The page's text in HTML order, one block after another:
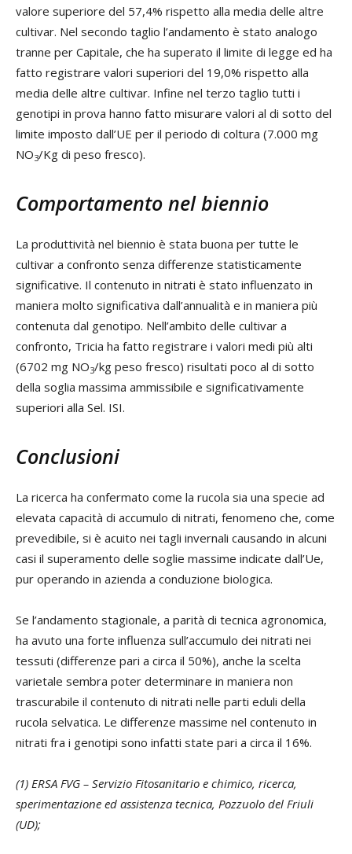
valore superiore del 57,4% rispetto alla media delle altre
cultivar. Nel secondo taglio l’andamento è stato analogo
tranne per Capitale, che ha superato il limite di legge ed ha
fatto registrare valori superiori del 19,0% rispetto alla
media delle altre cultivar. Infine nel terzo taglio tutti i
genotipi in prova hanno fatto misurare valori al di sotto del
limite imposto dall’UE per il periodo di coltura (7.000 mg
NO3/Kg di peso fresco).
Comportamento nel biennio
La produttività nel biennio è stata buona per tutte le
cultivar a confronto senza differenze statisticamente
significative. Il contenuto in nitrati è stato influenzato in
maniera molto significativa dall’annualità e in maniera più
contenuta dal genotipo. Nell’ambito delle cultivar a
confronto, Tricia ha fatto registrare i valori medi più alti
(6702 mg NO3/kg peso fresco) risultati poco al di sotto
della soglia massima ammissibile e significativamente
superiori alla Sel. ISI.
Conclusioni
La ricerca ha confermato come la rucola sia una specie ad
elevata capacità di accumulo di nitrati, fenomeno che, come
prevedibile, si è acuito nei tagli invernali causando in alcuni
casi il superamento delle soglie massime indicate dall’Ue,
pur operando in azienda a conduzione biologica.
Se l’andamento stagionale, a parità di tecnica agronomica,
ha avuto una forte influenza sull’accumulo dei nitrati nei
tessuti (differenze pari a circa il 50%), anche la scelta
varietale sembra poter determinare in maniera non
trascurabile il contenuto di nitrati nelle parti eduli della
rucola selvatica. Le differenze massime nel contenuto in
nitrati fra i genotipi sono infatti state pari a circa il 16%.
(1) ERSA FVG – Servizio Fitosanitario e chimico, ricerca,
sperimentazione ed assistenza tecnica, Pozzuolo del Friuli
(UD);